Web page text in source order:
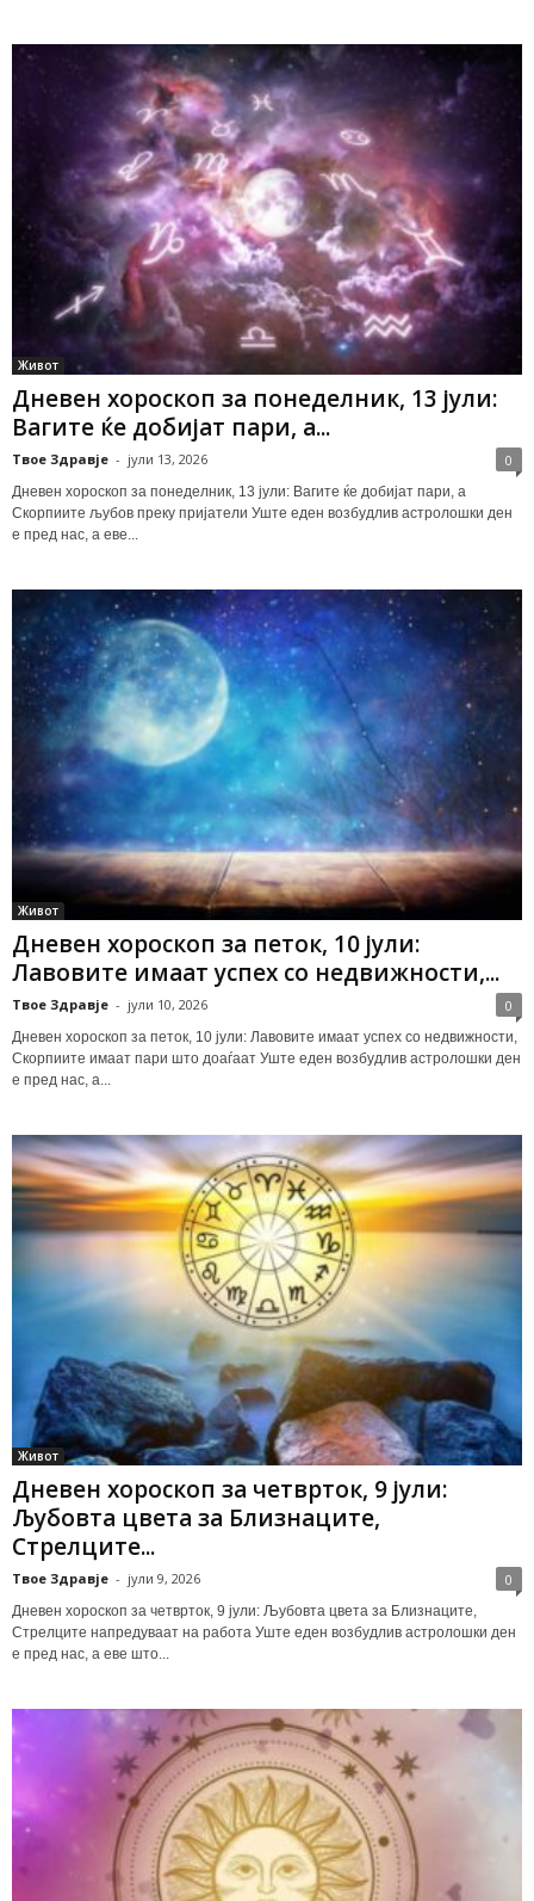
Живот
Дневен хороскоп за понеделник, 13 јули:
Вагите ќе добијат пари, а...
Твое Здравје - јули 13, 2026 0
Дневен хороскоп за понеделник, 13 јули: Вагите ќе добијат пари, а
Скорпиите љубов преку пријатели Уште еден возбудлив астролошки ден
е пред нас, а еве...
Живот
Дневен хороскоп за петок, 10 јули:
Лавовите имаат успех со недвижности,...
Твое Здравје - јули 10, 2026 0
Дневен хороскоп за петок, 10 јули: Лавовите имаат успех со недвижности,
Скорпиите имаат пари што доаѓаат Уште еден возбудлив астролошки ден
е пред нас, а...
Живот
Дневен хороскоп за четврток, 9 јули:
Љубовта цвета за Близнаците,
Стрелците...
Твое Здравје - јули 9, 2026 0
Дневен хороскоп за четврток, 9 јули: Љубовта цвета за Близнаците,
Стрелците напредуваат на работа Уште еден возбудлив астролошки ден
е пред нас, а еве што...